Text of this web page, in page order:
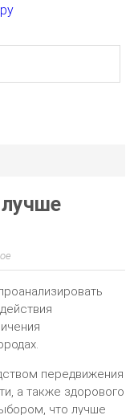
передвижения
а также здорового
что лучше